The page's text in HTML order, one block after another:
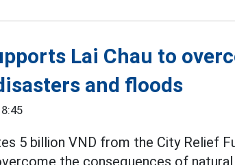
Lai Chau to
and floods
5 billion VND from the City Relief
the consequences of